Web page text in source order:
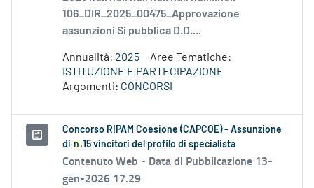
106_DIR_2025_00475_Approvazione
assunzioni Si pubblica D.D....
Annualità: 2025
Aree Tematiche:
ISTITUZIONE E PARTECIPAZIONE
Argomenti: CONCORSI
Concorso RIPAM Coesione (CAPCOE) - Assunzione
di n .15 vincitori del profilo di specialista
Contenuto Web - Data di Pubblicazione 13-
gen-2026 17.29